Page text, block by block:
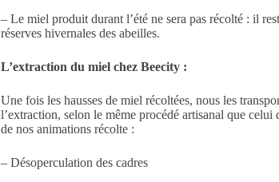
– Le miel produit durant l’été ne sera pas récolté : il
réserves hivernales des abeilles.
L’extraction du miel chez Beecity :
Une fois les hausses de miel récoltées, nous les
l’extraction, selon le même procédé artisanal que
de nos animations récolte :
– Désoperculation des cadres